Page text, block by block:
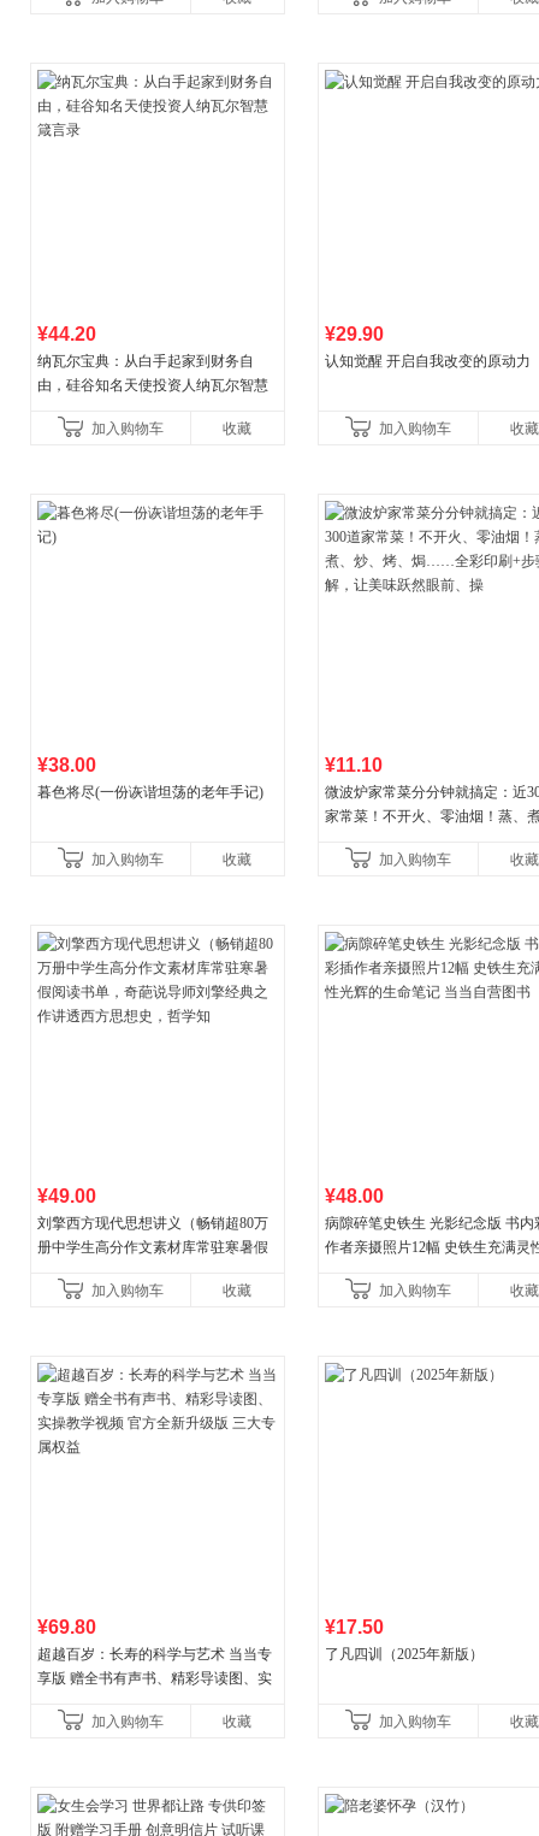
¥44.20
纳瓦尔宝典：从白手起家到财务自
由，硅谷知名天使投资人纳瓦尔智慧
加入购物车
收藏
¥29.90
认知觉醒 开启自我改变的原动力
加入购物车 收藏
¥38.00
暮色将尽(一份诙谐坦荡的老年手记)
加入购物车 收藏
¥11.10
微波炉家常菜分分钟就搞定：近
家常菜！不开火、零油烟！蒸、
让美味跃然眼前、操
加入购物车 收藏
¥49.00
刘擎西方现代思想讲义（畅销超80万
册中学生高分作文素材库常驻寒暑假
讲透西方思想史，哲学知
加入购物车 收藏
¥48.00
病隙碎笔史铁生 光影纪念版 书内
作者亲摄照片12幅 史铁生充满灵
加入购物车
收藏
¥69.80
超越百岁：长寿的科学与艺术 当当专
享版 赠全书有声书、精彩导读图、实
权益
加入购物车 收藏
¥17.50
了凡四训（2025年新版）
加入购物车 收藏